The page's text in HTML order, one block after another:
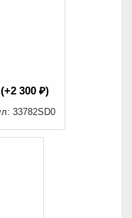
33782SD0
(+2 300 ₽)